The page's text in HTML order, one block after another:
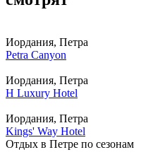
Иордания, Петра
Petra Canyon
Иордания, Петра
H Luxury Hotel
Иордания, Петра
Kings' Way Hotel
Отдых в Петре по сезонам